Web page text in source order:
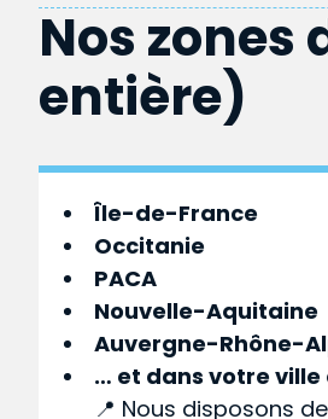
Nos
entière)
Île-de-France
Occitanie
PACA
Nouvelle-Aquitaine
Auvergne-Rhône-
… et dans votreville
📍 Nous disposons